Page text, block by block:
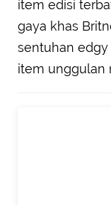
item edisi
gaya khas
sentuhan edgy
item unggulan